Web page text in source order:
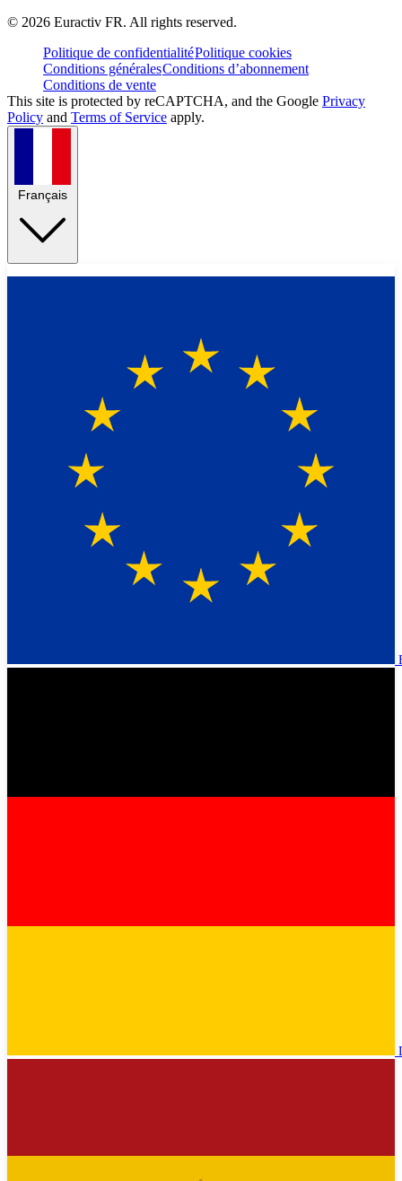
© 2026 Euractiv FR. All rights reserved.
Politique de confidentialitéPolitique cookies
Conditions généralesConditions d’abonnement
Conditions de vente
This site is protected by reCAPTCHA, and the Google Privacy
Policy and Terms of Service apply.
Français